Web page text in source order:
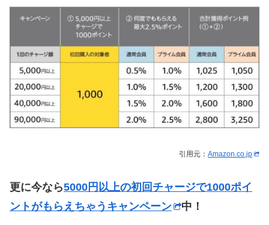
引用元： Amazon.co.jp
更に今なら5000円以上の初回チャージで1000ポイ
ントがもらえちゃうキャンペーン
中！